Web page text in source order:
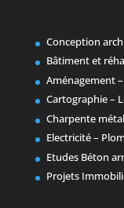
Conception
Bâtiment et
Aménagement
Cartographie –
Charpente
Electricité –
Etudes Béton
Projets